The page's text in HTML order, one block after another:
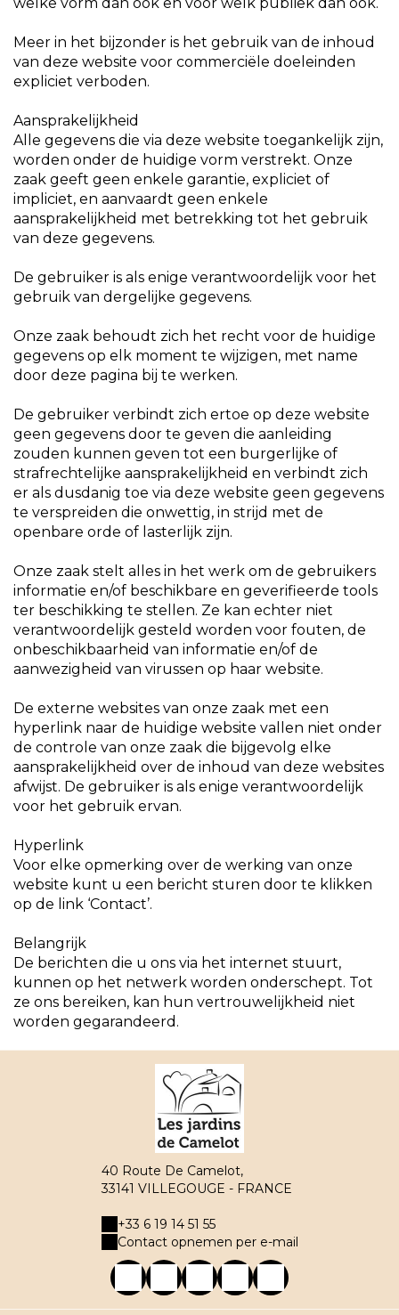
Meer in het bijzonder is het gebruik van de inhoud
van deze website voor commerciële doeleinden
expliciet verboden.
Aansprakelijkheid
Alle gegevens die via deze website toegankelijk zijn,
worden onder de huidige vorm verstrekt. Onze
zaak geeft geen enkele garantie, expliciet of
impliciet, en aanvaardt geen enkele
aansprakelijkheid met betrekking tot het gebruik
van deze gegevens.
De gebruiker is als enige verantwoordelijk voor het
gebruik van dergelijke gegevens.
Onze zaak behoudt zich het recht voor de huidige
gegevens op elk moment te wijzigen, met name
door deze pagina bij te werken.
De gebruiker verbindt zich ertoe op deze website
geen gegevens door te geven die aanleiding
zouden kunnen geven tot een burgerlijke of
strafrechtelijke aansprakelijkheid en verbindt zich
er als dusdanig toe via deze website geen gegevens
te verspreiden die onwettig, in strijd met de
openbare orde of lasterlijk zijn.
Onze zaak stelt alles in het werk om de gebruikers
informatie en/of beschikbare en geverifieerde tools
ter beschikking te stellen. Ze kan echter niet
verantwoordelijk gesteld worden voor fouten, de
onbeschikbaarheid van informatie en/of de
aanwezigheid van virussen op haar website.
De externe websites van onze zaak met een
hyperlink naar de huidige website vallen niet onder
de controle van onze zaak die bijgevolg elke
aansprakelijkheid over de inhoud van deze websites
afwijst. De gebruiker is als enige verantwoordelijk
voor het gebruik ervan.
Hyperlink
Voor elke opmerking over de werking van onze
website kunt u een bericht sturen door te klikken
op de link ‘Contact’.
Belangrijk
De berichten die u ons via het internet stuurt,
kunnen op het netwerk worden onderschept. Tot
ze ons bereiken, kan hun vertrouwelijkheid niet
worden gegarandeerd.
40 Route De Camelot,
33141 VILLEGOUGE - FRANCE
+33 6 19 14 51 55
Contact opnemen per e-mail